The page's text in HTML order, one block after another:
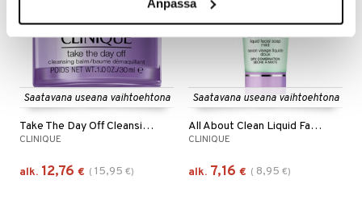
Anpassa
Saatavana useana vaihtoehtona
Take The Day Off Cleansing Balm
CLINIQUE
alk. 12,76 € ( 15,95 €)
Saatavana useana vaihtoehtona
All About Clean Liquid Facial Soap Mild
CLINIQUE
alk. 7,16 € ( 8,95 €)